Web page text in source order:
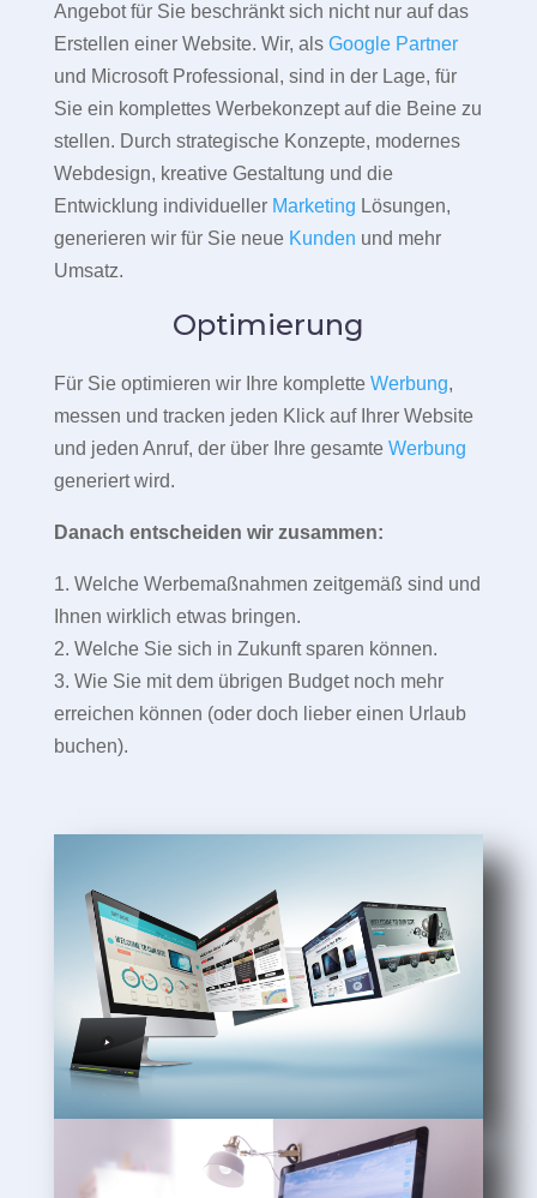
Angebot für Sie beschränkt sich nicht nur auf das
Erstellen einer Website. Wir, als Google Partner
und Microsoft Professional, sind in der Lage, für
Sie ein komplettes Werbekonzept auf die Beine zu
stellen. Durch strategische Konzepte, modernes
Webdesign, kreative Gestaltung und die
Entwicklung individueller Marketing Lösungen,
generieren wir für Sie neue Kunden und mehr
Umsatz.
Optimierung
Für Sie optimieren wir Ihre komplette Werbung,
messen und tracken jeden Klick auf Ihrer Website
und jeden Anruf, der über Ihre gesamte Werbung
generiert wird.
Danach entscheiden wir zusammen:
1. Welche Werbemaßnahmen zeitgemäß sind und
Ihnen wirklich etwas bringen.
2. Welche Sie sich in Zukunft sparen können.
3. Wie Sie mit dem übrigen Budget noch mehr
erreichen können (oder doch lieber einen Urlaub
buchen).